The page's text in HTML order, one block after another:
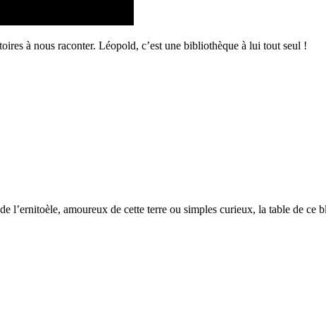
à nous raconter. Léopold, c’est une bibliothèque à lui tout seul !
l’ernitoèle, amoureux de cette terre ou simples curieux, la table de